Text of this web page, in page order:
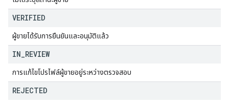
VERIFIED
ผู้ขายได้รับการยืนยันและอนุมัติแล้ว
IN REVIEW
การแก้ไขโปรไฟล์ผู้ขายอยู่ระหว่างตรวจสอบ
REJECTED